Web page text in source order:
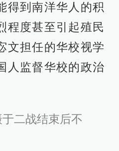
得到南洋华人的积
程度甚至引起殖民
文担任的华校视学
人监督华校的政治
二战结束后不